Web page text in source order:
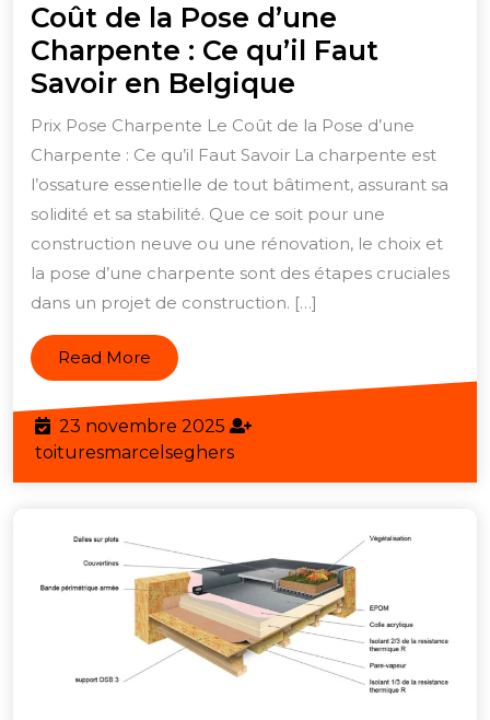
Coût de la Pose d’une
Charpente : Ce qu’il Faut
Savoir en Belgique
de
la
Pose
d’une
Charpente
:
Ce
Belgique
Prix Pose Charpente Le Coût de la Pose d’une
Charpente : Ce qu’il Faut Savoir La charpente est
l’ossature essentielle de tout bâtiment, assurant sa
solidité et sa stabilité. Que ce soit pour une
construction neuve ou une rénovation, le choix et
la pose d’une charpente sont des étapes cruciales
dans un projet de construction. […]
Read More Read
More
23 novembre 2025 23
novembre
2025
toituresmarcelsegherstoituresmarcelseghers